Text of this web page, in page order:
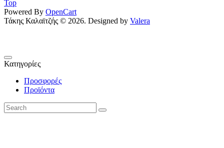
Top
Powered By OpenCart
Τάκης Καλαϊτζής © 2026. Designed by Valera
Κατηγορίες
Προσφορές
Προϊόντα